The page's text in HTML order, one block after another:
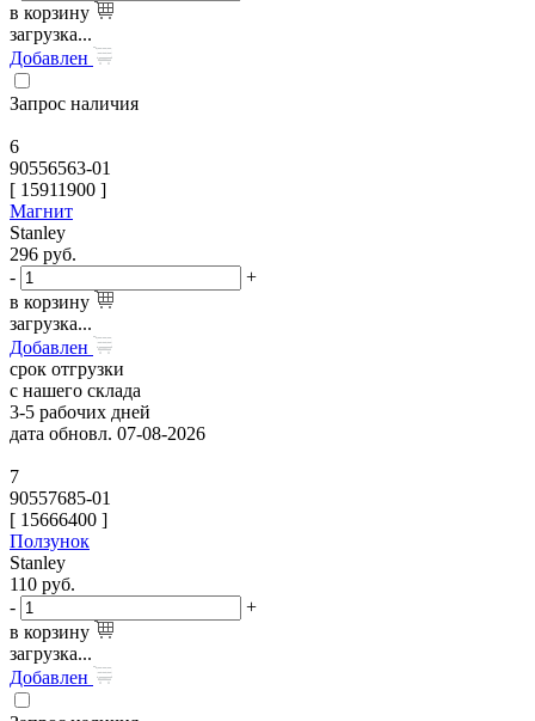
в корзину
загрузка...
Добавлен
Запрос наличия
6
90556563-01
[ 15911900 ]
Магнит
Stanley
296 руб.
-
+
в корзину
загрузка...
Добавлен
срок отгрузки
с нашего склада
3-5 рабочих дней
дата обновл. 07-08-2026
7
90557685-01
[ 15666400 ]
Ползунок
Stanley
110 руб.
-
+
в корзину
загрузка...
Добавлен